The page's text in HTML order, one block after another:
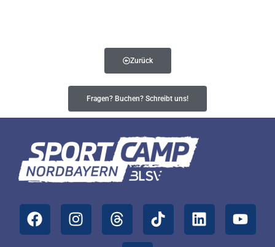
Zurück
Fragen? Buchen? Schreibt uns!